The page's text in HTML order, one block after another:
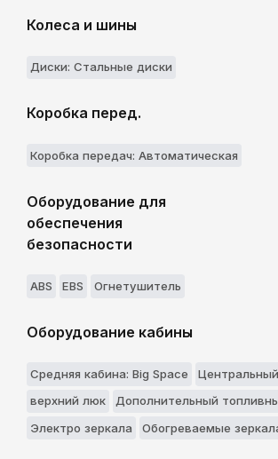
Колеса и шины
Диски: Стальные диски
Коробка перед.
Коробка передач: Aвтоматическая
Оборудование для
обеспечения
безопасности
ABS EBS Огнетушитель
Оборудование кабины
Средняя кабина: Big Space
верхний люк
Дополнительный
Электро зеркала
Обогреваемые